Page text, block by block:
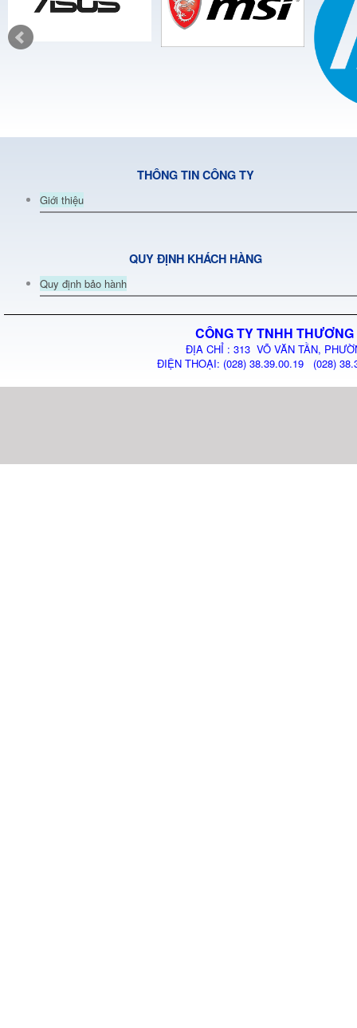
THÔNG TIN CÔNG TY
Giới thiệu
QUY ĐỊNH KHÁCH HÀNG
Quy định bảo hành
CÔNG TY TNHH
ĐỊA CHỈ : 313 VÕ VĂN TẦN,
ĐIỆN THOẠI: (028) 38.39.00.19 (028)